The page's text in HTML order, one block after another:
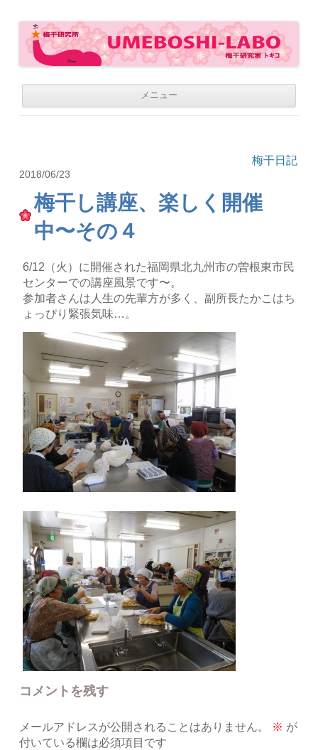
WE LOVE UMEBOSHI
メニュー
梅干日記
2018/06/23
梅干し講座、楽しく開催
中〜その４
6/12（火）に開催された福岡県北九州市の曽根東市民
センターでの講座風景です〜。
参加者さんは人生の先輩方が多く、副所長たかこはち
ょっぴり緊張気味…。
コメントを残す
メールアドレスが公開されることはありません。 ※ が
付いている欄は必須項目です